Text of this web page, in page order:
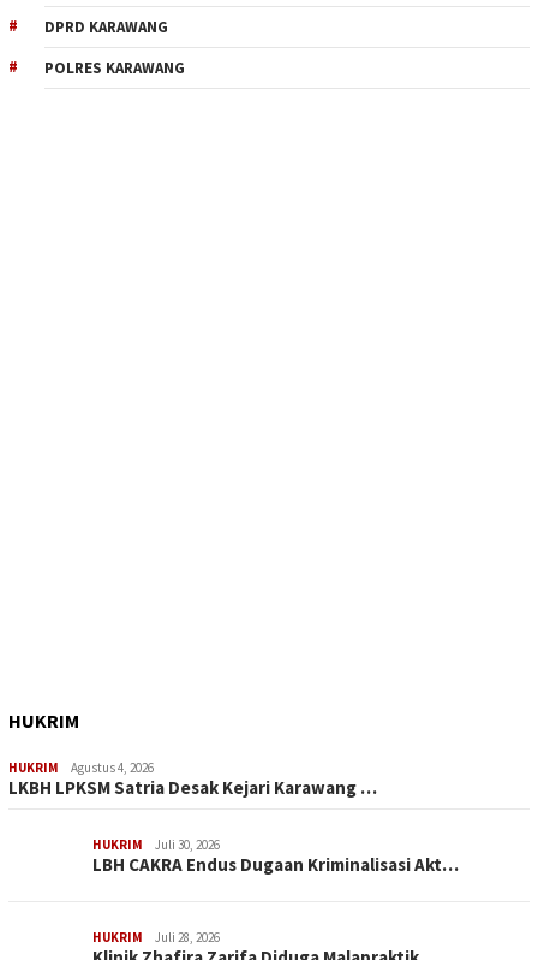
DPRD KARAWANG
POLRES KARAWANG
HUKRIM
HUKRIM Agustus 4, 2026
LKBH LPKSM Satria Desak Kejari Karawang …
HUKRIM Juli 30, 2026
LBH CAKRA Endus Dugaan Kriminalisasi Akt…
HUKRIM Juli 28, 2026